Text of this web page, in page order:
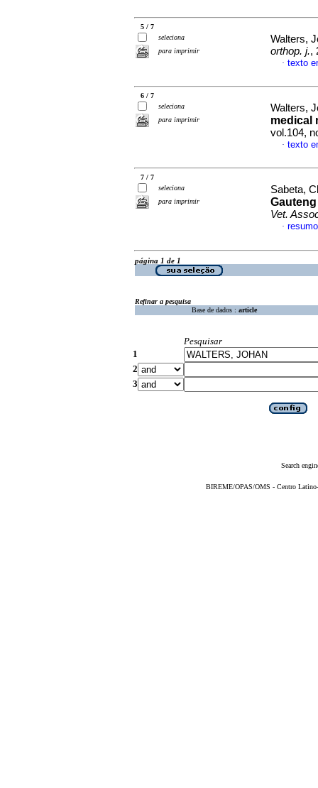
5 / 7
seleciona
para imprimir
Walters,
orthop. j.,
· texto
6 / 7
seleciona
para imprimir
Walters,
medical
vol.104,
· texto
7 / 7
seleciona
para imprimir
Sabeta,
Vet.
·
página 1 de 1
Refinar a pesquisa
Base de dados : article
Pesquisar
1
2
3
Search
BIREME/OPAS/OMS - Centro Latino-